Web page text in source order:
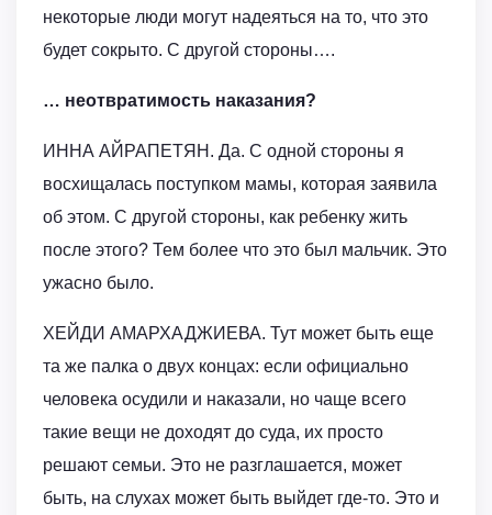
некоторые люди могут надеяться на то, что это
будет сокрыто. С другой стороны….
… неотвратимость наказания?
ИННА АЙРАПЕТЯН. Да. С одной стороны я
восхищалась поступком мамы, которая заявила
об этом. С другой стороны, как ребенку жить
после этого? Тем более что это был мальчик. Это
ужасно было.
ХЕЙДИ АМАРХАДЖИЕВА. Тут может быть еще
та же палка о двух концах: если официально
человека осудили и наказали, но чаще всего
такие вещи не доходят до суда, их просто
решают семьи. Это не разглашается, может
быть, на слухах может быть выйдет где-то. Это и